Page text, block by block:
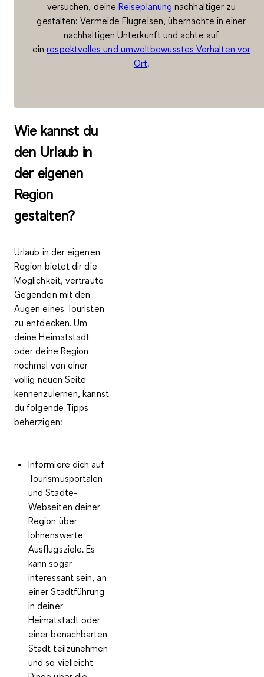
versuchen, deineReiseplanung nachhaltiger zu
gestalten: Vermeide Flugreisen, übernachte in einer
nachhaltigen Unterkunft und achte auf
einrespektvolles und umweltbewusstes Verhalten vor
Ort.
Wie kannst du
den Urlaub in
der eigenen
Region
gestalten?
Urlaub in der eigenen
Region bietet dir die
Möglichkeit,vertraute
Gegenden mit den
Augen eines Touristen
zu entdecken. Um
deine Heimatstadt
oder deine Region
nochmal von einer
völlig neuen Seite
kennenzulernen, kannst
du folgende Tipps
beherzigen:
Informiere dich auf
Tourismusportalen
und Städte-
Webseiten deiner
Region über
lohnenswerte
Ausflugsziele. Es
kann sogar
interessant sein, an
einerStadtführung
in deiner
Heimatstadt oder
einer benachbarten
Stadt teilzunehmen
und so vielleicht